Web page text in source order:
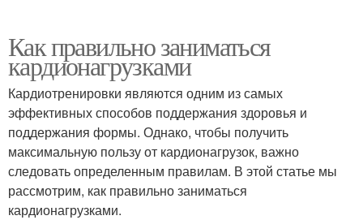
Как правильно заниматься
кардионагрузками
Кардиотренировки являются одним из самых
эффективных способов поддержания здоровья и
поддержания формы. Однако, чтобы получить
максимальную пользу от кардионагрузок, важно
следовать определенным правилам. В этой статье мы
рассмотрим, как правильно заниматься
кардионагрузками.